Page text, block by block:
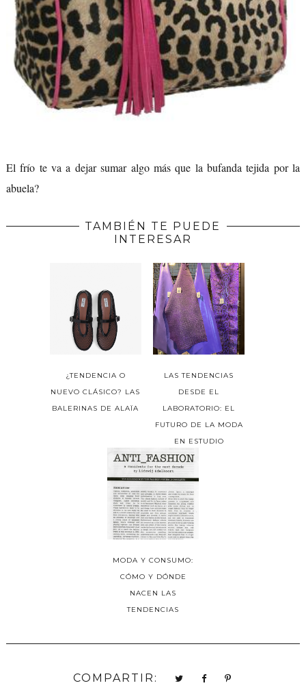
El frío te va a dejar sumar algo más que la bufanda tejida por la
abuela?
TAMBIÉN TE PUEDE
INTERESAR
¿TENDENCIA O
NUEVO CLÁSICO? LAS
BALERINAS DE ALAÏA
LAS TENDENCIAS
DESDE EL
LABORATORIO: EL
FUTURO DE LA MODA
EN ESTUDIO
MODA Y CONSUMO:
CÓMO Y DÓNDE
NACEN LAS
TENDENCIAS
COMPARTIR: